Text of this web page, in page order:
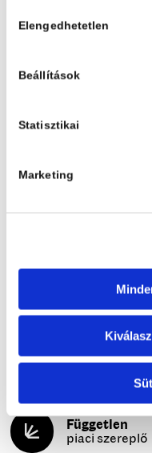
kiválasztása
Elengedhetetlen
Beállítások
Statisztikai
Marketing
neked
Független
piaci szereplő